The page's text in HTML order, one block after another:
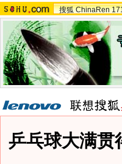
搜狐 ChinaRen
乒乓球大满贯